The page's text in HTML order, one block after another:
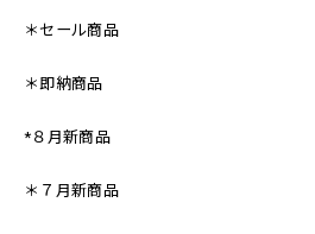
＊セール商品
＊即納商品
*８月新商品
＊７月新商品